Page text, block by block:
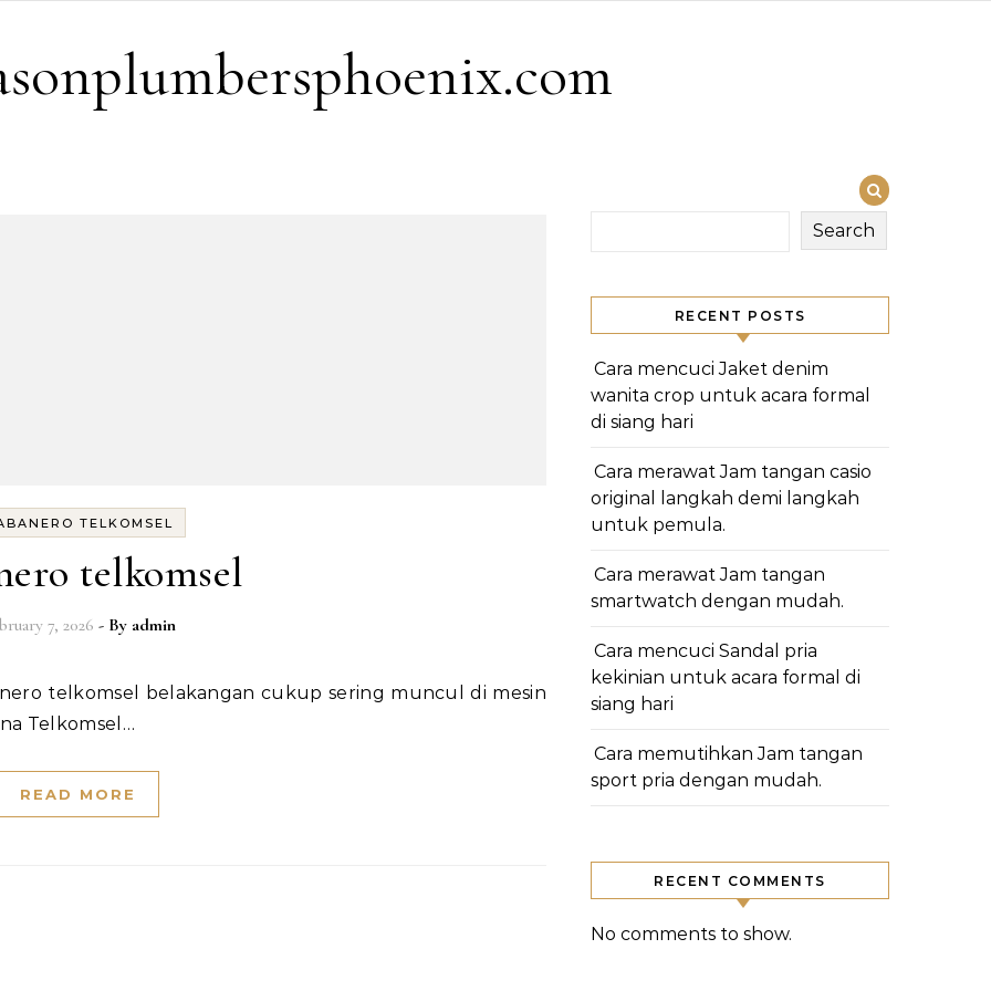
TELKOMSEL
telkomsel
7, 2026 - By admin
Telkomsel…
READ MORE
Search
RECENT POSTS
Cara mencuci Jaket denim
wanita crop untuk acara formal
di siang hari
Cara merawat Jam tangan casio
original langkah demi langkah
untuk pemula.
Cara merawat Jam tangan
smartwatch dengan mudah.
Cara mencuci Sandal pria
kekinian untuk acara formal di
siang hari
Cara memutihkan Jam tangan
sport pria dengan mudah.
RECENT COMMENTS
No comments to show.